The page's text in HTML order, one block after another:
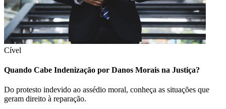
Cível
Quando Cabe Indenização por Danos Morais na Justiça?
Do protesto indevido ao assédio moral, conheça as situações que
geram direito à reparação.